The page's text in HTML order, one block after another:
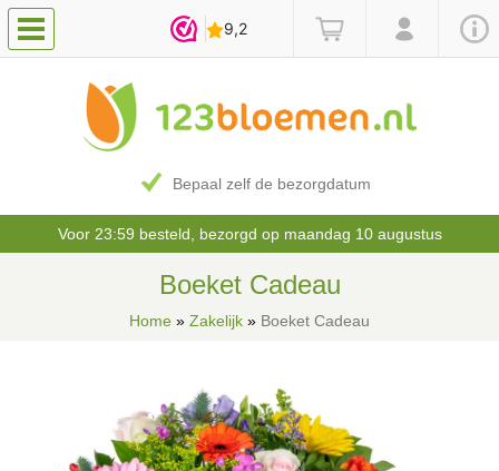
Bepaal zelf de bezorgdatum
Voor 23:59 besteld, bezorgd op maandag 10 augustus
Boeket Cadeau
Home » Zakelijk » Boeket Cadeau